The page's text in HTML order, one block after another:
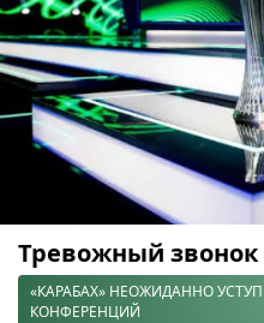
Тревожный звонок
«КАРАБАХ» НЕОЖИДАННО
КОНФЕРЕНЦИЙ